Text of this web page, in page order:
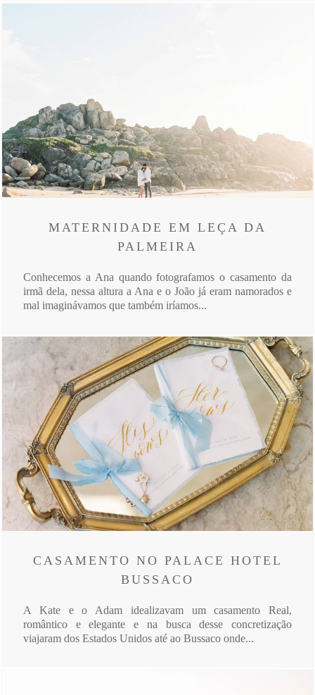
MATERNIDADE EM LEÇA DA
PALMEIRA
Conhecemos a Ana quando fotografamos o casamento da
irmã dela, nessa altura a Ana e o João já eram namorados e
mal imaginávamos que também iríamos...
CASAMENTO NO PALACE HOTEL
BUSSACO
A Kate e o Adam idealizavam um casamento Real,
romântico e elegante e na busca desse concretização
viajaram dos Estados Unidos até ao Bussaco onde...